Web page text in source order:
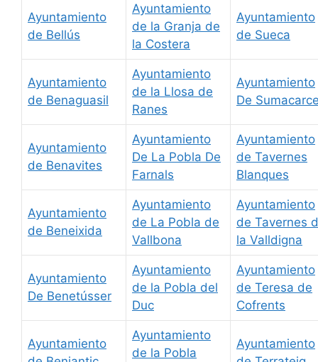
Ayuntamiento
de Bellús
Ayuntamiento
de la Granja de
la Costera
Ayuntamiento
de Sueca
Ayuntamiento
de Benaguasil
Ayuntamiento
de la Llosa de
Ranes
Ayuntamiento
De
Ayuntamiento
de Benavites
Ayuntamiento
De La Pobla De
Farnals
Ayuntamiento
de Tavernes
Blanques
Ayuntamiento
de Beneixida
Ayuntamiento
de La Pobla de
Vallbona
Ayuntamiento
de Tavernes
la Valldigna
Ayuntamiento
De Benetússer
Ayuntamiento
de la Pobla del
Duc
Ayuntamiento
de Teresa de
Cofrents
Ayuntamiento
Ayuntamiento
de la Pobla
Ayuntamiento